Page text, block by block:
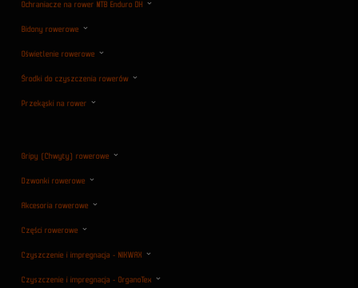
Ochraniacze na rower MTB Enduro DH
Bidony rowerowe
Oświetlenie rowerowe
Środki do czyszczenia rowerów
Przekąski na rower
Gripy (Chwyty) rowerowe
Dzwonki rowerowe
Akcesoria rowerowe
Części rowerowe
Czyszczenie i impregnacja - NIKWAX
Czyszczenie i impregnacja - OrganoTex